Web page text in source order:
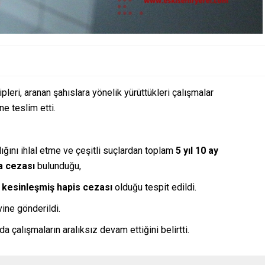
aranan şahıslara yönelik yürüttükleri çalışmalar
teslim etti.
ihlal etme ve çeşitli suçlardan toplam 5 yıl 10 ay
cezası bulunduğu,
kesinleşmiş hapis cezası olduğu tespit edildi.
gönderildi.
çalışmaların aralıksız devam ettiğini belirtti.